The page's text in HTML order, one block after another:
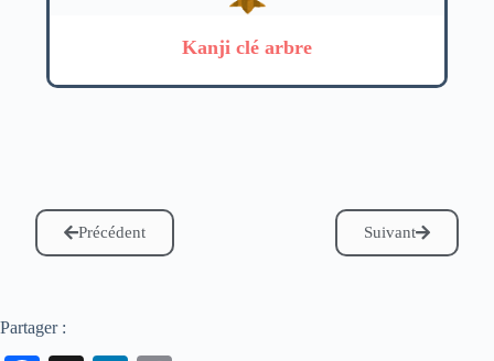
Kanji clé arbre
Précédent Suivant
Partager :